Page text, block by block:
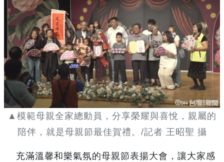
▲模範母親全家總動員，分享榮耀與喜悅，親屬的
陪伴，就是母親節最佳賀禮。/記者 王昭聖 攝
充滿溫馨和樂氣氛的母親節表揚大會，讓大家感